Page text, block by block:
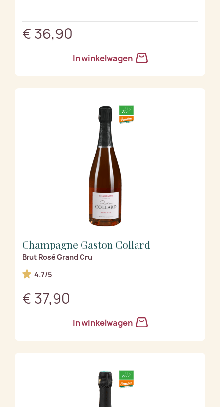
€ 36,90
In winkelwagen
Champagne Gaston Collard
Brut Rosé Grand Cru
4.7/5
€ 37,90
In winkelwagen